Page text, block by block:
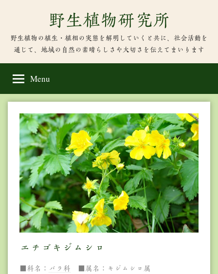
content
野生植物研究所
野生植物の植生・植相の実態を解明していくと共に、社会活動を
通じて、地域の自然の素晴らしさや大切さを伝えてまいります
Menu
エチゴキジムシロ
■科名： バラ科 ■属名：キジムシロ属